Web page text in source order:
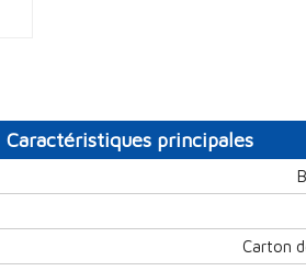
Caractéristiques principales
Carton